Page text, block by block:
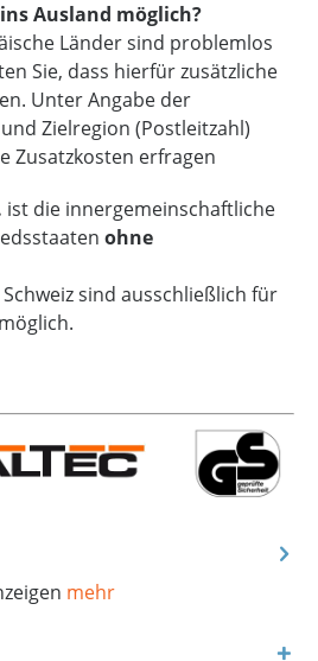
Ausland möglich?
Länder sind problemlos
Sie, dass hierfür zusätzliche
Unter Angabe der
Zielregion (Postleitzahl)
Zusatzkosten erfragen
ist die innergemeinschaftliche
ohne
sind ausschließlich für
mehr